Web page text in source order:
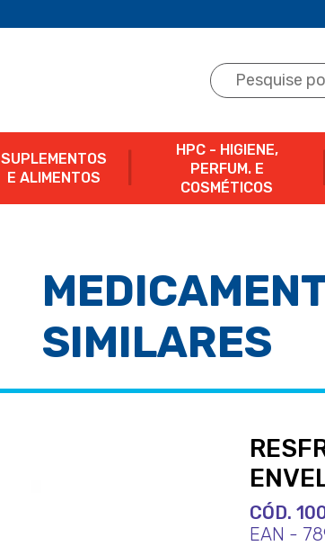
SUPLEMENTOS
E ALIMENTOS
HPC - HIGIENE,
PERFUM. E
COSMÉTICOS
SIMILARES
CÓD.
EAN -